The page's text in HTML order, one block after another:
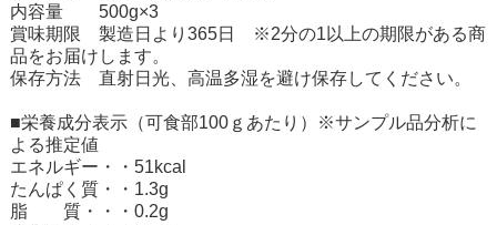
内容量 500g×3
賞味期限 製造日より365日 ※2分の1以上の期限がある商
品をお届けします。
保存方法 直射日光、高温多湿を避け保存してください。
■栄養成分表示（可食部100ｇあたり）※サンプル品分析に
よる推定値
エネルギー・・51kcal
たんぱく質・・1.3g
脂 質・・・0.2g